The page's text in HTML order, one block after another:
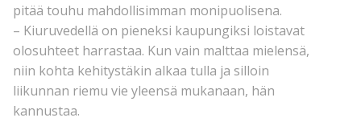
pitää touhu mahdollisimman monipuolisena.
– Kiuruvedellä on pieneksi kaupungiksi loistavat
olosuhteet harrastaa. Kun vain malttaa mielensä,
niin kohta kehitystäkin alkaa tulla ja silloin
liikunnan riemu vie yleensä mukanaan, hän
kannustaa.